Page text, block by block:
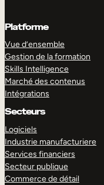
Platforme
Vue d’ensemble
Gestion de la formation
Skills Intelligence
Marché des contenus
Intégrations
Secteurs
Logiciels
Industrie manufacturiere
Services financiers
Secteur publique
Commerce de détail